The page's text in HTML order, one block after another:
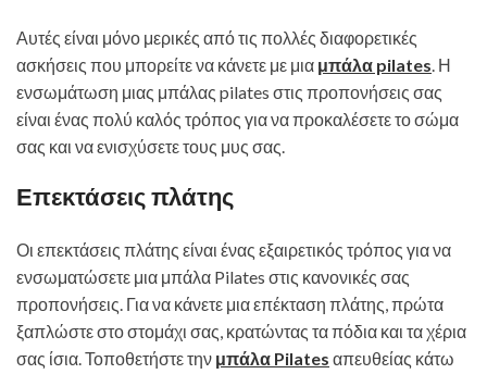
Αυτές είναι μόνο μερικές από τις πολλές διαφορετικές
ασκήσεις που μπορείτε να κάνετε με μια μπάλα pilates. Η
ενσωμάτωση μιας μπάλας pilates στις προπονήσεις σας
είναι ένας πολύ καλός τρόπος για να προκαλέσετε το σώμα
σας και να ενισχύσετε τους μυς σας.
Επεκτάσεις πλάτης
Οι επεκτάσεις πλάτης είναι ένας εξαιρετικός τρόπος για να
ενσωματώσετε μια μπάλα Pilates στις κανονικές σας
προπονήσεις. Για να κάνετε μια επέκταση πλάτης, πρώτα
ξαπλώστε στο στομάχι σας, κρατώντας τα πόδια και τα χέρια
σας ίσια. Τοποθετήστε την μπάλα Pilates απευθείας κάτω